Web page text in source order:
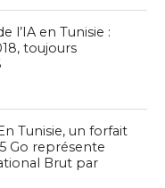
l’IA en Tunisie :
toujours
Tunisie, un forfait
Go représente
Brut par